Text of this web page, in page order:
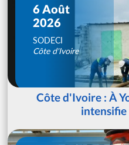
6 Août
2026
SODECI
Côte d'Ivoire
Côte d'Ivoire : À
intensifie